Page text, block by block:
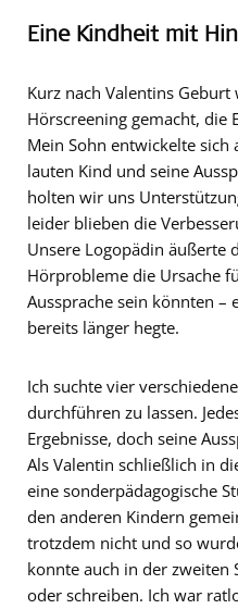
Eine Kindheit mit
Kurz nach Valentins
Hörscreening gemacht, die
Mein Sohn entwickelte
lauten Kind und seine
holten wir uns
leider blieben die
Unsere Logopädin äußerte
Hörprobleme die Ursache
Aussprache sein könnten –
bereits länger hegte.
Ich suchte vier
durchführen zu lassen.
Ergebnisse, doch seine
Als Valentin schließlich in
eine sonderpädagogische
den anderen Kindern
trotzdem nicht und so
konnte auch in der zweiten
oder schreiben. Ich war